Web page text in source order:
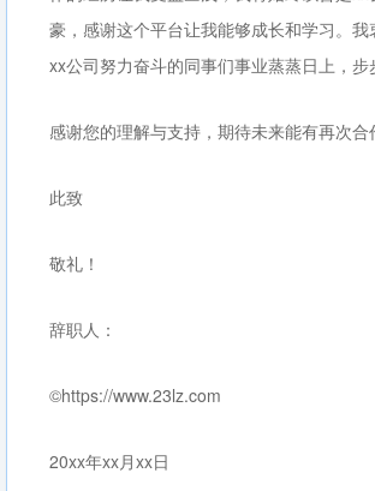
豪，感谢这个平台让我能够成长和学习。
xx公司努力奋斗的同事们事业蒸蒸日上，步
感谢您的理解与支持，期待未来能有再次合
此致
敬礼！
辞职人：
©https://www.23lz.com
20xx年xx月xx日